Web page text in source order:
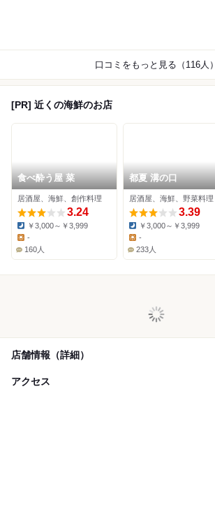
口コミをもっと見る（116人）
[PR] 近くの海鮮のお店
食べ酔う屋 菜
居酒屋、海鮮、創作料理
3.24
Dinner:
￥3,000～￥3,999
-
160人
都夏 溝の口
居酒屋、海鮮、野菜料理
3.39
Dinner:
￥3,000～￥3,999
-
233人
店舗情報（詳細）
アクセス